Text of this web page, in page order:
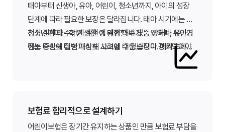
태아부터 신생아, 유아, 어린이, 청소년까지, 아이의 성장
단계에 따라 필요한 보장은 달라집니다. 태아 시기에는 선
천성 질환과 주산기 질환에 대한 대비가 중요하며, 유아기
에는 다빈도 질병과 상해 사고에 대한 보장이 강화되어야
청소년기에는 학원 생활 중 발생할 수 있는 상해나 성인병
전조 증상에 대한 대비도 고려할 수 있습니다. 메리츠화재
내Mom같은 어린이보험은 각 연령대에 최적화된 보장 플
보험료 합리적으로 설계하기
어린이보험은 장기간 유지하는 상품인 만큼 보험료 부담을